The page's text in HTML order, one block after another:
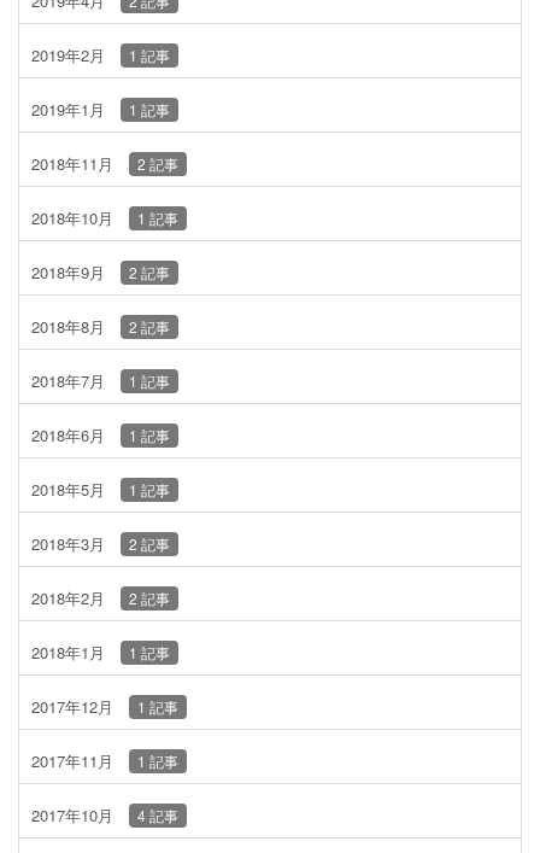
2019年2月 1 記事
2019年1月 1 記事
2018年11月 2 記事
2018年10月 1 記事
2018年9月 2 記事
2018年8月 2 記事
2018年7月 1 記事
2018年6月 1 記事
2018年5月 1 記事
2018年3月 2 記事
2018年2月 2 記事
2018年1月 1 記事
2017年12月 1 記事
2017年11月 1 記事
2017年10月 4 記事